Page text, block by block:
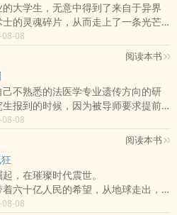
大学生，无意中得到了来自于异界
的灵魂碎片，从而走上了一条光芒
，加上这个世界从没出现过的、威
术，带来的是无穷无尽的战斗。
物一一登场，美女加钞票的强大攻
中！
08-08
阅读本书
不熟悉的法医学专业遗传方向的研
报到的时候，因为被导师要求提前
顺利住进学生宿舍，从而被安排进
层老房子
恐怖以外，还有一个高冷美貌的博
入V，将有三更
style:double;}
08-08
阅读本书
，在璀璨时代震世。
六十亿人民的希望，从地球走出，
尸骨，杀到万族颤栗，最终登临宇
08-08